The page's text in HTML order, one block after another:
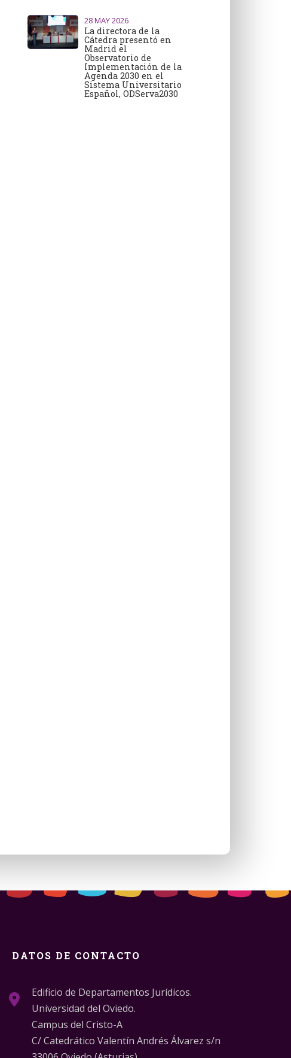
28MAY 2026
La directora de la
Cátedra presentó en
Madrid el
Observatorio de
Implementación de la
Agenda 2030 en el
Sistema Universitario
Español, ODServa2030
DATOS DE CONTACTO
Edificio de Departamentos Jurídicos.
Universidad del Oviedo.
Campus del Cristo-A
C/ Catedrático Valentín Andrés Álvarez s/n